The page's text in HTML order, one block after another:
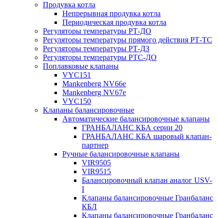
Продувка котла
Непрерывная продувка котла
Периодическая продувка котла
Регуляторы температуры РТ-ДО
Регуляторы температуры прямого действия РТ-ТС
Регуляторы температуры РТ-ДЗ
Регуляторы температуры РТС-ДО
Поплавковые клапаны
VYC151
Mankenberg NV66e
Mankenberg NV67e
VYC150
Клапаны балансировочные
Автоматические балансировочные клапаны
ГРАНБАЛАНС КБА серии 20
ГРАНБАЛАНС КБА шаровый клапан-
партнер
Ручные балансировочные клапаны
VIR9505
VIR9515
Балансировочный клапан аналог USV-
I
Клапаны балансировочные Гранбаланс
КБЛ
Клапаны балансировочные Гранбаланс